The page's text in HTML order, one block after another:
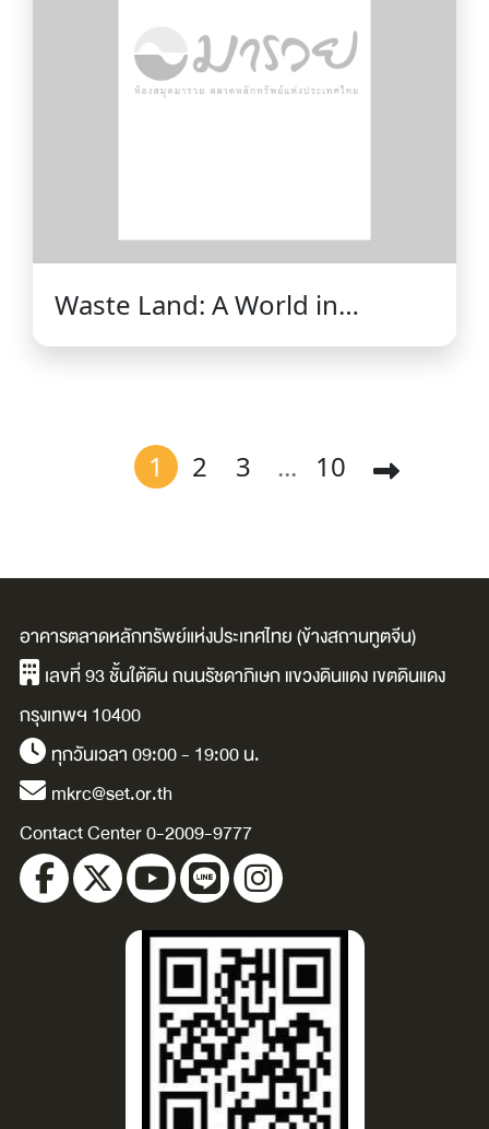
Waste Land: A World in
Permanent Crisis / Robert D.
1 2 3 ... 10
อาคารตลาดหลักทรัพย์แห่งประเทศไทย (ข้างสถานทูตจีน)
เลขที่ 93 ชั้นใต้ดิน ถนนรัชดาภิเษก แขวงดินแดง เขตดินแดง
กรุงเทพฯ 10400
ทุกวันเวลา 09:00 - 19:00 น.
mkrc@set.or.th
Contact Center 0-2009-9777